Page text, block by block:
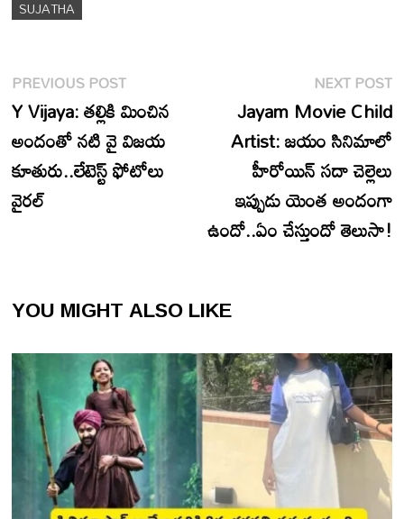
SUJATHA
Post
navigation
PREVIOUS POSTPrevious
post:
Y Vijaya: తల్లికి మించిన
అందంతో నటి వై విజయ
కూతురు..లేటెస్ట్ ఫోటోలు
వైరల్
NEXT POST
Jayam Movie Child
Artist: జయం సినిమాలో
హీరోయిన్ సదా చెల్లెలు
ఇప్పుడు యెంత అందంగా
ఉందో..ఏం చేస్తుందో తెలుసా!
YOU MIGHT ALSO LIKE